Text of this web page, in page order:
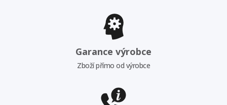
Garance výrobce
Zboží přímo od výrobce